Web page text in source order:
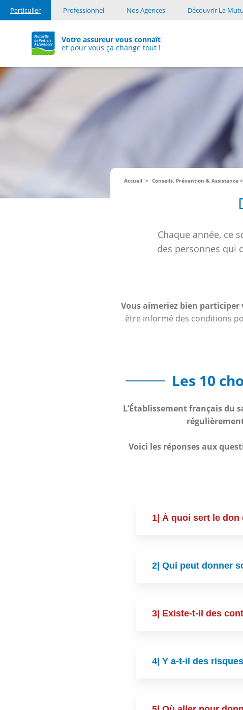
Particulier Professionnel Nos Agences Découvrir La
Votre assureur vous connaît
et pour vous ça change tout !
Accueil Conseils, Prévention & Assistance
Chaque année, ce
des personnes qui
Vous aimeriez bien participer
être informé des conditions
Les 10
L’Établissement français du
Voici les réponses aux
1| À quoi sert le don
2| Qui peut donner
3| Existe-t-il des
4| Y a-t-il des